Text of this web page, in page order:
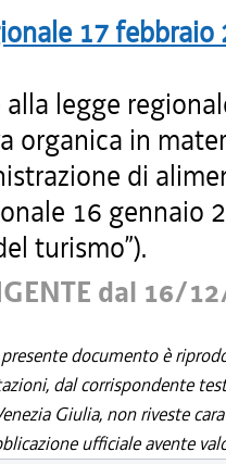
17 febbraio
legge
organica in
di
16 gennaio
turismo”).
dal 16/
documento è
dal corrispondente
Giulia, non riveste
ufficiale avente